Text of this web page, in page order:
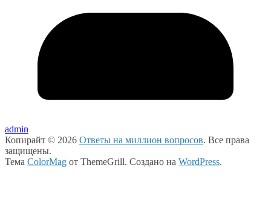
admin
Копирайт © 2026 Ответы на миллион вопросов. Все права
защищены.
Тема ColorMag от ThemeGrill. Создано на WordPress.